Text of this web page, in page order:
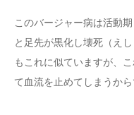
このバージャー病は活動
と足先が黒化し壊死（え
もこれに似ていますが、
て血流を止めてしまうから